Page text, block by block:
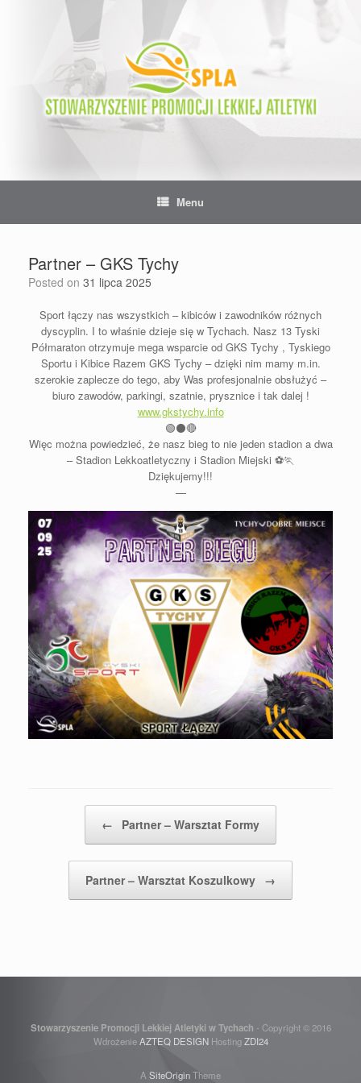
Menu
Partner – GKS Tychy
Posted on 31 lipca 2025
Sport łączy nas wszystkich – kibiców i zawodników różnych
dyscyplin. I to właśnie dzieje się w Tychach. Nasz 13 Tyski
Półmaraton otrzymuje mega wsparcie od GKS Tychy , Tyskiego
Sportu i Kibice Razem GKS Tychy – dzięki nim mamy m.in.
szerokie zaplecze do tego, aby Was profesjonalnie obsłużyć –
biuro zawodów, parkingi, szatnie, prysznice i tak dalej !
www.gkstychy.info
🟢⚫️🔴
Więc można powiedzieć, że nasz bieg to nie jeden stadion a dwa
– Stadion Lekkoatletyczny i Stadion Miejski ⚽️🏃
Dziękujemy!!!
—
← Partner – Warsztat Formy
Partner – Warsztat Koszulkowy →
Stowarzyszenie Promocji Lekkiej Atletyki w Tychach - Copyright © 2016
WdrożenieAZTEQ DESIGNHostingZDI24
A SiteOriginTheme